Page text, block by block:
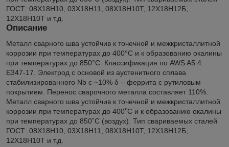
ГОСТ: 08Х18Н10, 03Х18Н11, 08Х18Н10Т, 12Х18Н12Б,
12Х18Н10Т и т.д.
Описание
Металл сварного шва устойчив к точечной и межкристаллитной
коррозии при температурах до 400°С и к образованию окалины
при температурах до 850°С. Классификация по AWS A5.4:
E347-17. Электрод с основой из аустенитного сплава
стабилизированного Nb с ~10% δ – феррита с рутиловым
покрытием. Перенос сварочного металла составляет 110%.
Металл сварного шва устойчив к точечной и межкристаллитной
коррозии при температурах до 400˚С и к образованию окалины
при температурах до 850˚С (воздух). Тип свариваемых сталей
ГОСТ: 08Х18Н10, 03Х18Н11, 08Х18Н10Т, 12Х18Н12Б,
12Х18Н10Т и т.д.